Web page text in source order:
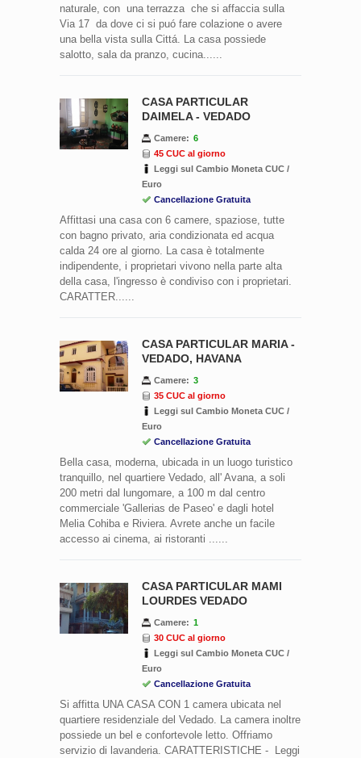
naturale, con una terrazza che si affaccia sulla
Via 17 da dove ci si puó fare colazione o avere
una bella vista sulla Cittá. La casa possiede
salotto, sala da pranzo, cucina......
CASA PARTICULAR
DAIMELA - VEDADO
Camere: 6
45 CUC al giorno
Leggi sul Cambio Moneta CUC /
Euro
Cancellazione Gratuita
Affittasi una casa con 6 camere, spaziose, tutte
con bagno privato, aria condizionata ed acqua
calda 24 ore al giorno. La casa è totalmente
indipendente, i proprietari vivono nella parte alta
della casa, l'ingresso è condiviso con i proprietari.
CARATTER......
CASA PARTICULAR MARIA -
VEDADO, HAVANA
Camere: 3
35 CUC al giorno
Leggi sul Cambio Moneta CUC /
Euro
Cancellazione Gratuita
Bella casa, moderna, ubicada in un luogo turistico
tranquillo, nel quartiere Vedado, all' Avana, a soli
200 metri dal lungomare, a 100 m dal centro
commerciale 'Gallerias de Paseo' e dagli hotel
Melia Cohiba e Riviera. Avrete anche un facile
accesso ai cinema, ai ristoranti ......
CASA PARTICULAR MAMI
LOURDES VEDADO
Camere: 1
30 CUC al giorno
Leggi sul Cambio Moneta CUC /
Euro
Cancellazione Gratuita
Si affitta UNA CASA CON 1 camera ubicata nel
quartiere residenziale del Vedado. La camera inoltre
possiede un bel e confortevole letto. Offriamo
servizio di lavanderia. CARATTERISTICHE - Leggi